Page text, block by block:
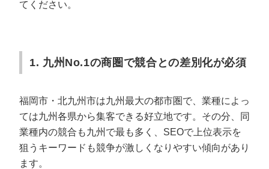
Web集客会社への依頼で失敗する3つのパ
ターンと対策
失敗①：目的とKPIを決めないまま依頼してしまった
失敗②：実績の「件数」だけで会社を選んでしまった
てください。
1. 九州No.1の商圏で競合との差別化が必須
福岡市・北九州市は九州最大の都市圏で、業種によっ
ては九州各県から集客できる好立地です。その分、同
業種内の競合も九州で最も多く、SEOで上位表示を
狙うキーワードも競争が激しくなりやすい傾向があり
ます。